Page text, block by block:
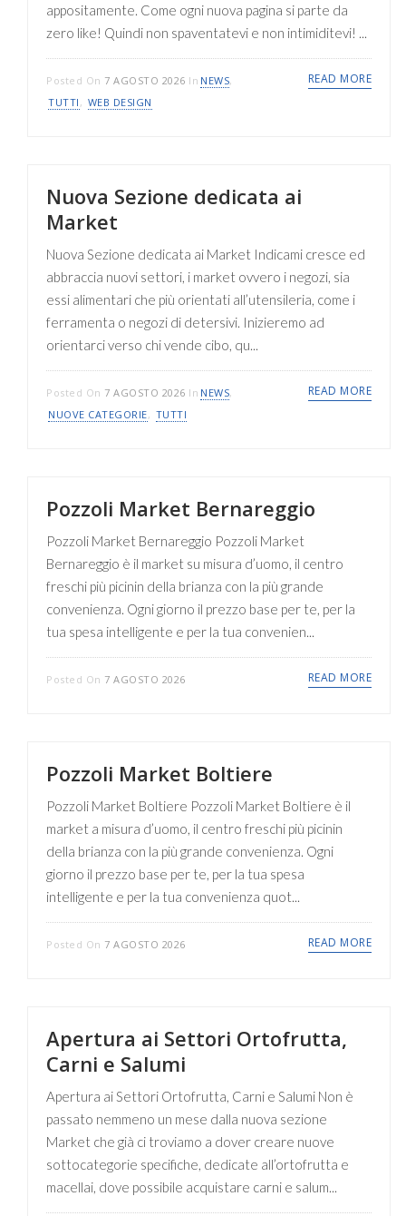
appositamente. Come ogni nuova pagina si parte da
zero like! Quindi non spaventatevi e non intimiditevi! ...
Posted On 7 AGOSTO 2026 In NEWS,
TUTTI , WEB DESIGN
READ MORE
Nuova Sezione dedicata ai
Market
Nuova Sezione dedicata ai Market Indicami cresce ed
abbraccia nuovi settori, i market ovvero i negozi, sia
essi alimentari che più orientati all’utensileria, come i
ferramenta o negozi di detersivi. Inizieremo ad
orientarci verso chi vende cibo, qu...
Posted On 7 AGOSTO 2026 In NEWS,
NUOVE CATEGORIE, TUTTI
READ MORE
Pozzoli Market Bernareggio
Pozzoli Market Bernareggio Pozzoli Market
Bernareggio è il market su misura d’uomo, il centro
freschi più picinin della brianza con la più grande
convenienza. Ogni giorno il prezzo base per te, per la
tua spesa intelligente e per la tua convenien...
Posted On 7 AGOSTO 2026 READ MORE
Pozzoli Market Boltiere
Pozzoli Market Boltiere Pozzoli Market Boltiere è il
market a misura d’uomo, il centro freschi più picinin
della brianza con la più grande convenienza. Ogni
giorno il prezzo base per te, per la tua spesa
intelligente e per la tua convenienza quot...
Posted On 7 AGOSTO 2026 READ MORE
Apertura ai Settori Ortofrutta,
Carni e Salumi
Apertura ai Settori Ortofrutta, Carni e Salumi Non è
passato nemmeno un mese dalla nuova sezione
Market che già ci troviamo a dover creare nuove
sottocategorie specifiche, dedicate all’ortofrutta e
macellai, dove possibile acquistare carni e salum...